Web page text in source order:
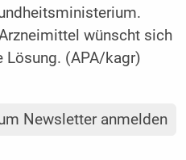
wünscht sich
Lösung. (APA/kagr)
Newsletter anmelden